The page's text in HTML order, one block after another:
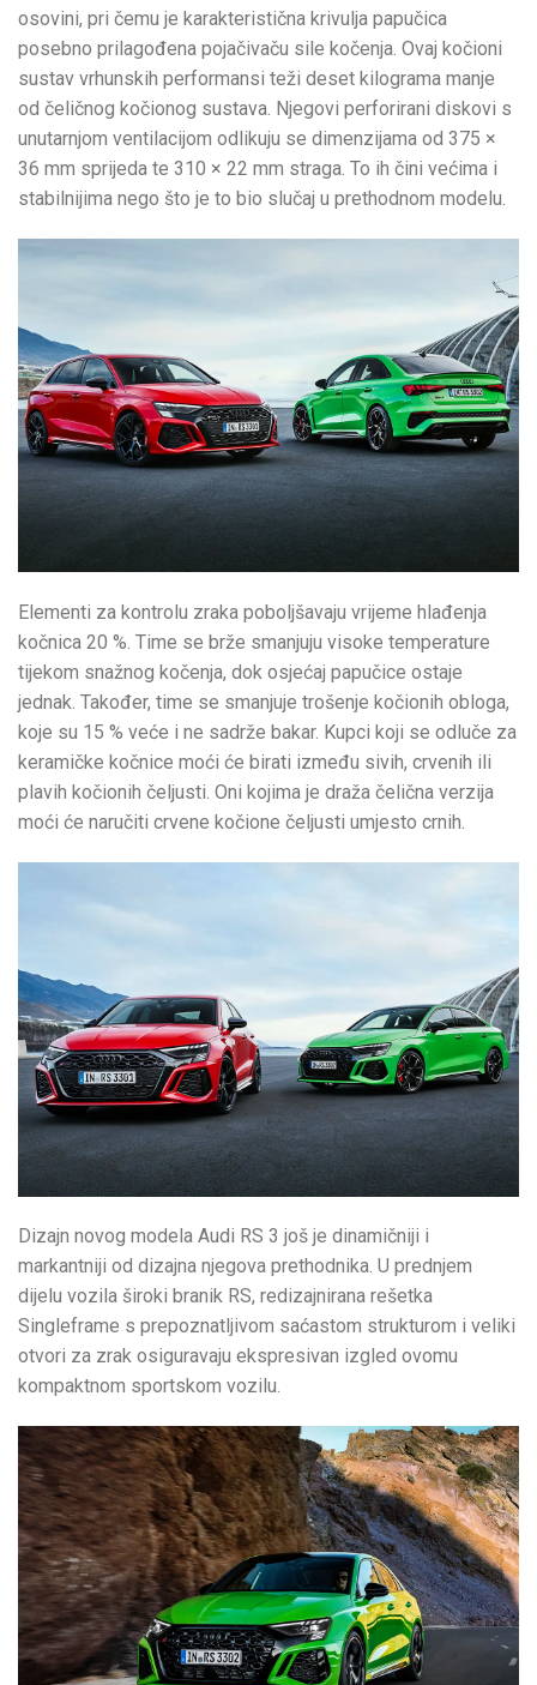
osovini, pri čemu je karakteristična krivulja papučica
posebno prilagođena pojačivaču sile kočenja. Ovaj kočioni
sustav vrhunskih performansi teži deset kilograma manje
od čeličnog kočionog sustava. Njegovi perforirani diskovi s
unutarnjom ventilacijom odlikuju se dimenzijama od 375 ×
36 mm sprijeda te 310 × 22 mm straga. To ih čini većima i
stabilnijima nego što je to bio slučaj u prethodnom modelu.
Elementi za kontrolu zraka poboljšavaju vrijeme hlađenja
kočnica 20 %. Time se brže smanjuju visoke temperature
tijekom snažnog kočenja, dok osjećaj papučice ostaje
jednak. Također, time se smanjuje trošenje kočionih obloga,
koje su 15 % veće i ne sadrže bakar. Kupci koji se odluče za
keramičke kočnice moći će birati između sivih, crvenih ili
plavih kočionih čeljusti. Oni kojima je draža čelična verzija
moći će naručiti crvene kočione čeljusti umjesto crnih.
Dizajn novog modela Audi RS 3 još je dinamičniji i
markantniji od dizajna njegova prethodnika. U prednjem
dijelu vozila široki branik RS, redizajnirana rešetka
Singleframe s prepoznatljivom saćastom strukturom i veliki
otvori za zrak osiguravaju ekspresivan izgled ovomu
kompaktnom sportskom vozilu.